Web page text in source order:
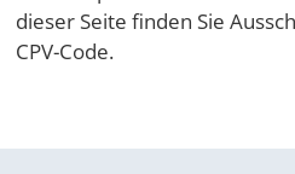
dieser Seite finden Sie
CPV-Code.